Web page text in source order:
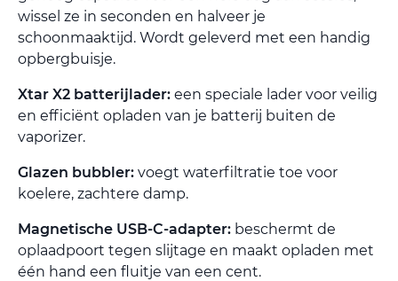
wissel ze in seconden en halveer je
schoonmaaktijd. Wordt geleverd met een handig
opbergbuisje.
Xtar X2 batterijlader: een speciale lader voor veilig
en efficiënt opladen van je batterij buiten de
vaporizer.
Glazen bubbler: voegt waterfiltratie toe voor
koelere, zachtere damp.
Magnetische USB-C-adapter: beschermt de
oplaadpoort tegen slijtage en maakt opladen met
één hand een fluitje van een cent.